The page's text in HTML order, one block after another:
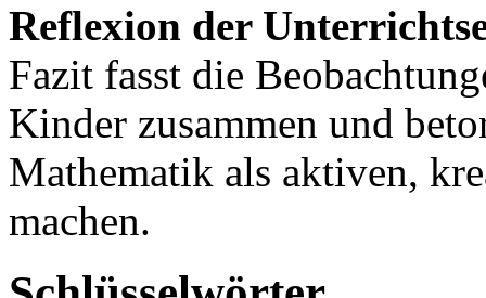
Reflexion der
Fazit fasst die
Kinder zusammen und
Mathematik als aktiven,
machen.